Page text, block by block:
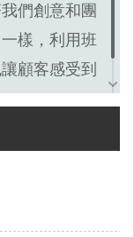
們創意和團
樣，利用班
顧客感受到